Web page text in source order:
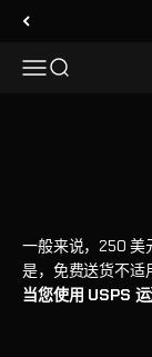
跳转到内容
菜单搜索
一般来说，250 美
是，免费送货不适
当您使用 USPS